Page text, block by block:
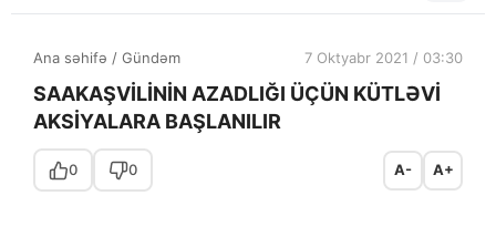
Ana səhifə / Gündəm 7 Oktyabr 2021 / 03:30
SAAKAŞVİLİNİN AZADLIĞI ÜÇÜN KÜTLƏVİ
AKSİYALARA BAŞLANILIR
0 0 A- A+